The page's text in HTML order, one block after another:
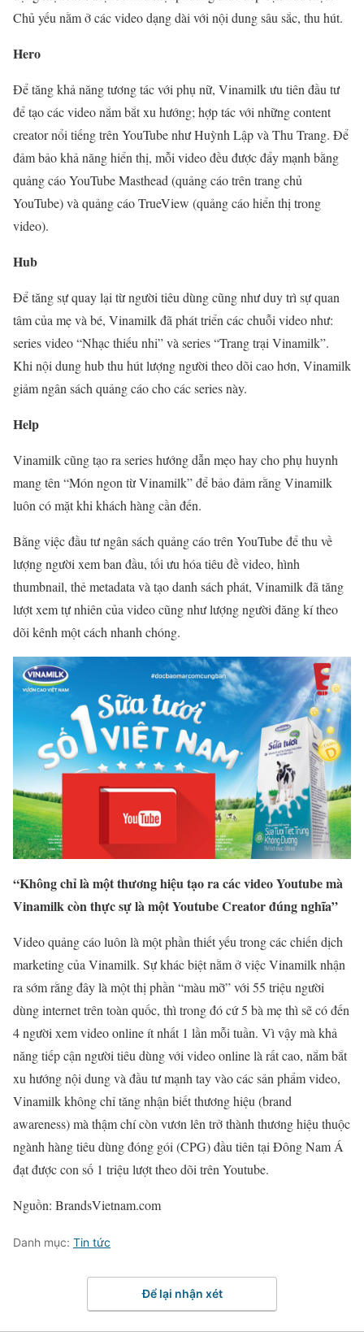
Chủ yếu nằm ở các video dạng dài với nội dung sâu sắc, thu hút.
Hero
Để tăng khả năng tương tác với phụ nữ, Vinamilk ưu tiên đầu tư
để tạo các video nắm bắt xu hướng; hợp tác với những content
creator nổi tiếng trên YouTube như Huỳnh Lập và Thu Trang. Để
đảm bảo khả năng hiển thị, mỗi video đều được đẩy mạnh bằng
quảng cáo YouTube Masthead (quảng cáo trên trang chủ
YouTube) và quảng cáo TrueView (quảng cáo hiển thị trong
video).
Hub
Để tăng sự quay lại từ người tiêu dùng cũng như duy trì sự quan
tâm của mẹ và bé, Vinamilk đã phát triển các chuỗi video như:
series video “Nhạc thiếu nhi” và series “Trang trại Vinamilk”.
Khi nội dung hub thu hút lượng người theo dõi cao hơn, Vinamilk
giảm ngân sách quảng cáo cho các series này.
Help
Vinamilk cũng tạo ra series hướng dẫn mẹo hay cho phụ huynh
mang tên “Món ngon từ Vinamilk” để bảo đảm rằng Vinamilk
luôn có mặt khi khách hàng cần đến.
Bằng việc đầu tư ngân sách quảng cáo trên YouTube để thu về
lượng người xem ban đầu, tối ưu hóa tiêu đề video, hình
thumbnail, thẻ metadata và tạo danh sách phát, Vinamilk đã tăng
lượt xem tự nhiên của video cũng như lượng người đăng kí theo
dõi kênh một cách nhanh chóng.
“Không chỉ là một thương hiệu tạo ra các video Youtube mà
Vinamilk còn thực sự là một Youtube Creator đúng nghĩa”
Video quảng cáo luôn là một phần thiết yếu trong các chiến dịch
marketing của Vinamilk. Sự khác biệt nằm ở việc Vinamilk nhận
ra sớm rằng đây là một thị phần “màu mỡ” với 55 triệu người
dùng internet trên toàn quốc, thì trong đó cứ 5 bà mẹ thì sẽ có đến
4 người xem video online ít nhất 1 lần mỗi tuần. Vì vậy mà khả
năng tiếp cận người tiêu dùng với video online là rất cao, nắm bắt
xu hướng nội dung và đầu tư mạnh tay vào các sản phẩm video,
Vinamilk không chỉ tăng nhận biết thương hiệu (brand
awareness) mà thậm chí còn vươn lên trở thành thương hiệu thuộc
ngành hàng tiêu dùng đóng gói (CPG) đầu tiên tại Đông Nam Á
đạt được con số 1 triệu lượt theo dõi trên Youtube.
Nguồn: BrandsVietnam.com
Danh mục: Tin tức
Để lại nhận xét